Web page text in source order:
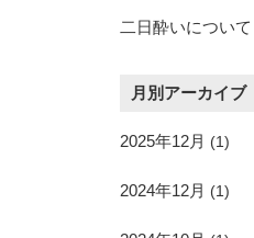
二日酔いについて
月別アーカイブ
2025年12月 (1)
2024年12月 (1)